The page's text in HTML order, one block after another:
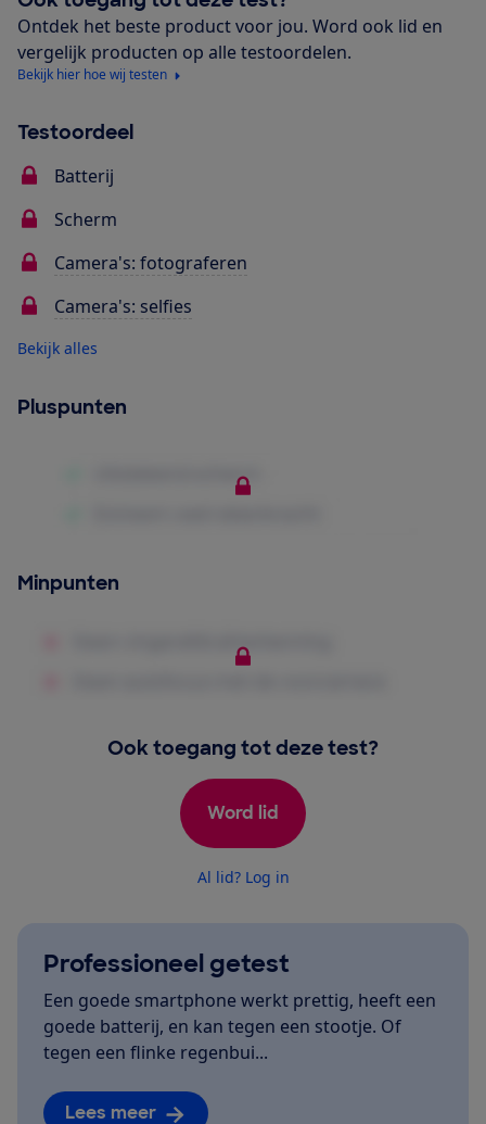
Ontdek het beste product voor jou. Word ook lid en
vergelijk producten op alle testoordelen.
Bekijk hier hoe wij testen
Testoordeel
Batterij
Scherm
Camera's: fotograferen
Camera's: selfies
Bekijk alles
Pluspunten
Minpunten
Ook toegang tot deze test?
Word lid
Al lid? Log in
Professioneel getest
Een goede smartphone werkt prettig, heeft een
goede batterij, en kan tegen een stootje. Of
tegen een flinke regenbui...
Lees meer